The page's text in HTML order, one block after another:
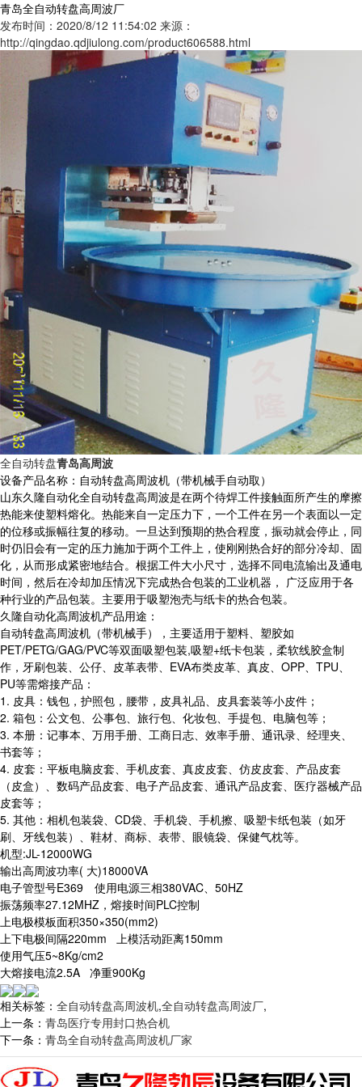
青岛全自动转盘高周波厂
发布时间：2020/8/12 11:54:02 来源：
http://qingdao.qdjiulong.com/product606588.html
全自动转盘青岛高周波
设备产品名称：自动转盘高周波机（带机械手自动取）
山东久隆自动化全自动转盘高周波是在两个待焊工件接触面所产生的摩擦
热能来使塑料熔化。热能来自一定压力下，一个工件在另一个表面以一定
的位移或振幅往复的移动。一旦达到预期的热合程度，振动就会停止，同
时仍旧会有一定的压力施加于两个工件上，使刚刚热合好的部分冷却、固
化，从而形成紧密地结合。根据工件大小尺寸，选择不同电流输出及通电
时间，然后在冷却加压情况下完成热合包装的工业机器， 广泛应用于各
种行业的产品包装。主要用于吸塑泡壳与纸卡的热合包装。
久隆自动化高周波机产品用途：
自动转盘高周波机（带机械手），主要适用于塑料、塑胶如
PET/PETG/GAG/PVC等双面吸塑包装,吸塑+纸卡包装，柔软线胶盒制
作，牙刷包装、公仔、皮革表带、EVA布类皮革、真皮、OPP、TPU、
PU等需熔接产品：
1. 皮具：钱包，护照包，腰带，皮具礼品、皮具套装等小皮件；
2. 箱包：公文包、公事包、旅行包、化妆包、手提包、电脑包等；
3. 本册：记事本、万用手册、工商日志、效率手册、通讯录、经理夹、
书套等；
4. 皮套：平板电脑皮套、手机皮套、真皮皮套、仿皮皮套、产品皮套
（皮盒）、数码产品皮套、电子产品皮套、通讯产品皮套、医疗器械产品
皮套等；
5. 其他：相机包装袋、CD袋、手机袋、手机擦、吸塑卡纸包装（如牙
刷、牙线包装）、鞋材、商标、表带、眼镜袋、保健气枕等。
机型:JL-12000WG
输出高周波功率( 大)18000VA
电子管型号E369 使用电源三相380VAC、50HZ
振荡频率27.12MHZ，熔接时间PLC控制
上电极模板面积350×350(mm2)
上下电极间隔220mm 上模活动距离150mm
使用气压5~8Kg/cm2
大熔接电流2.5A 净重900Kg
相关标签： 全自动转盘高周波机,全自动转盘高周波厂,
上一条： 青岛医疗专用封口热合机
下一条： 青岛全自动转盘高周波机厂家